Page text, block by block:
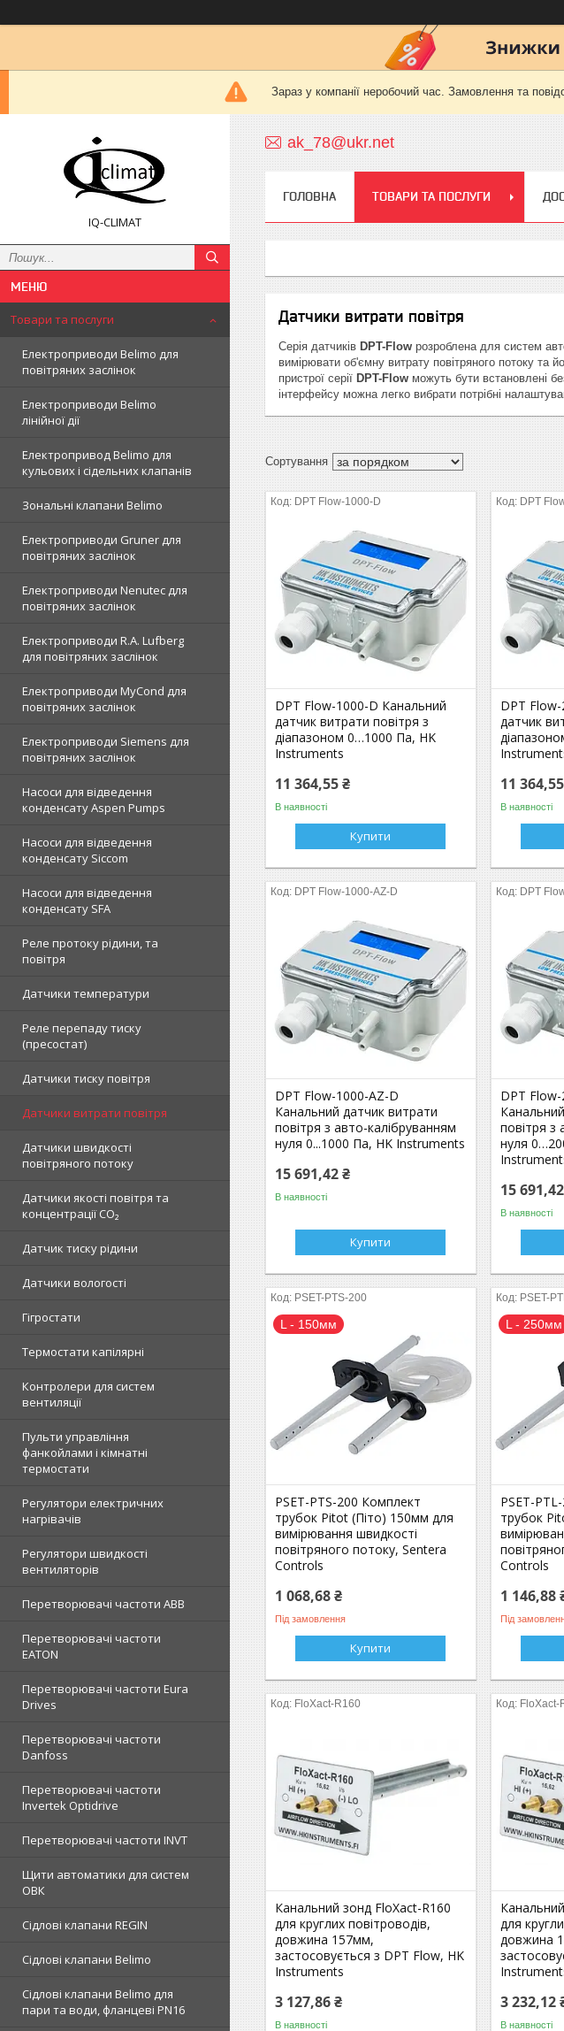
Зараз у компанії неробочий час. Замовлення та
IQ-CLIMAT
Товари та послуги
Електроприводи Belimo для
повітряних заслінок
Електроприводи Belimo
лінійної дії
Електропривод Belimo для
кульових і сідельних клапанів
Зональні клапани Belimo
Електроприводи Gruner для
повітряних заслінок
Електроприводи Nenutec для
повітряних заслінок
Електроприводи R.A. Lufberg
для повітряних заслінок
Електроприводи MyCond для
повітряних заслінок
Електроприводи Siemens для
повітряних заслінок
Насоси для відведення
конденсату Aspen Pumps
Насоси для відведення
конденсату Siccom
Насоси для відведення
конденсату SFA
Реле протоку рідини, та
повітря
Датчики температури
Реле перепаду тиску
(пресостат)
Датчики тиску повітря
Датчики витрати повітря
Датчики швидкості
повітряного потоку
Датчики якості повітря та
концентрації CO₂
Датчик тиску рідини
Датчики вологості
Гігростати
Термостати капілярні
Контролери для систем
вентиляції
Пульти управління
фанкойлами і кімнатні
термостати
Регулятори електричних
нагрівачів
Регулятори швидкості
вентиляторів
Перетворювачі частоти ABB
Перетворювачі частоти
EATON
Перетворювачі частоти Eura
Drives
Перетворювачі частоти
Danfoss
Перетворювачі частоти
Invertek Optidrive
Перетворювачі частоти INVT
Щити автоматики для систем
ОВК
Сідлові клапани REGIN
Сідлові клапани Belimo
Сідлові клапани Belimo для
пари та води, фланцеві PN16
ak_78@ukr.net
ГОЛОВНА ТОВАРИ ТА ПОСЛУГИ
Датчики витрати повітря
Серія датчиків DPT-Flow розроблена для систем
вимірювати об'ємну витрату повітряного потоку та
пристрої серії DPT-Flow можуть бути встановлені
інтерфейсу можна легко вибрати потрібні
DPT Flow-1000-D
DPT Flow-1000-D Канальний
датчик витрати повітря з
діапазоном 0…1000 Па, HK
Instruments
11 364,55 ₴
В наявності
Купити
DPT
DPT
датчик
11
В наявності
DPT Flow-1000-AZ-D
DPT Flow-1000-AZ-D
Канальний датчик витрати
повітря з авто-калібруванням
нуля 0...1000 Па, HK Instruments
15 691,42 ₴
В наявності
Купити
DPT
DPT
повітря з
нуля
15
В наявності
PSET-PTS-200
L - 150мм
PSET-PTS-200 Комплект
трубок Pitot (Піто) 150мм для
вимірювання швидкості
повітряного потоку, Sentera
Controls
1 068,68 ₴
Під замовлення
Купити
PSET-
L - 250мм
PSET-
трубок
Controls
1 146,88
Під
FloXact-R160
Канальний зонд FloXact-R160
для круглих повітроводів,
довжина 157мм,
застосовується з DPT Flow, HK
Instruments
3 127,86 ₴
В наявності
FloXact-
для
довжина
3 232,12
В наявності